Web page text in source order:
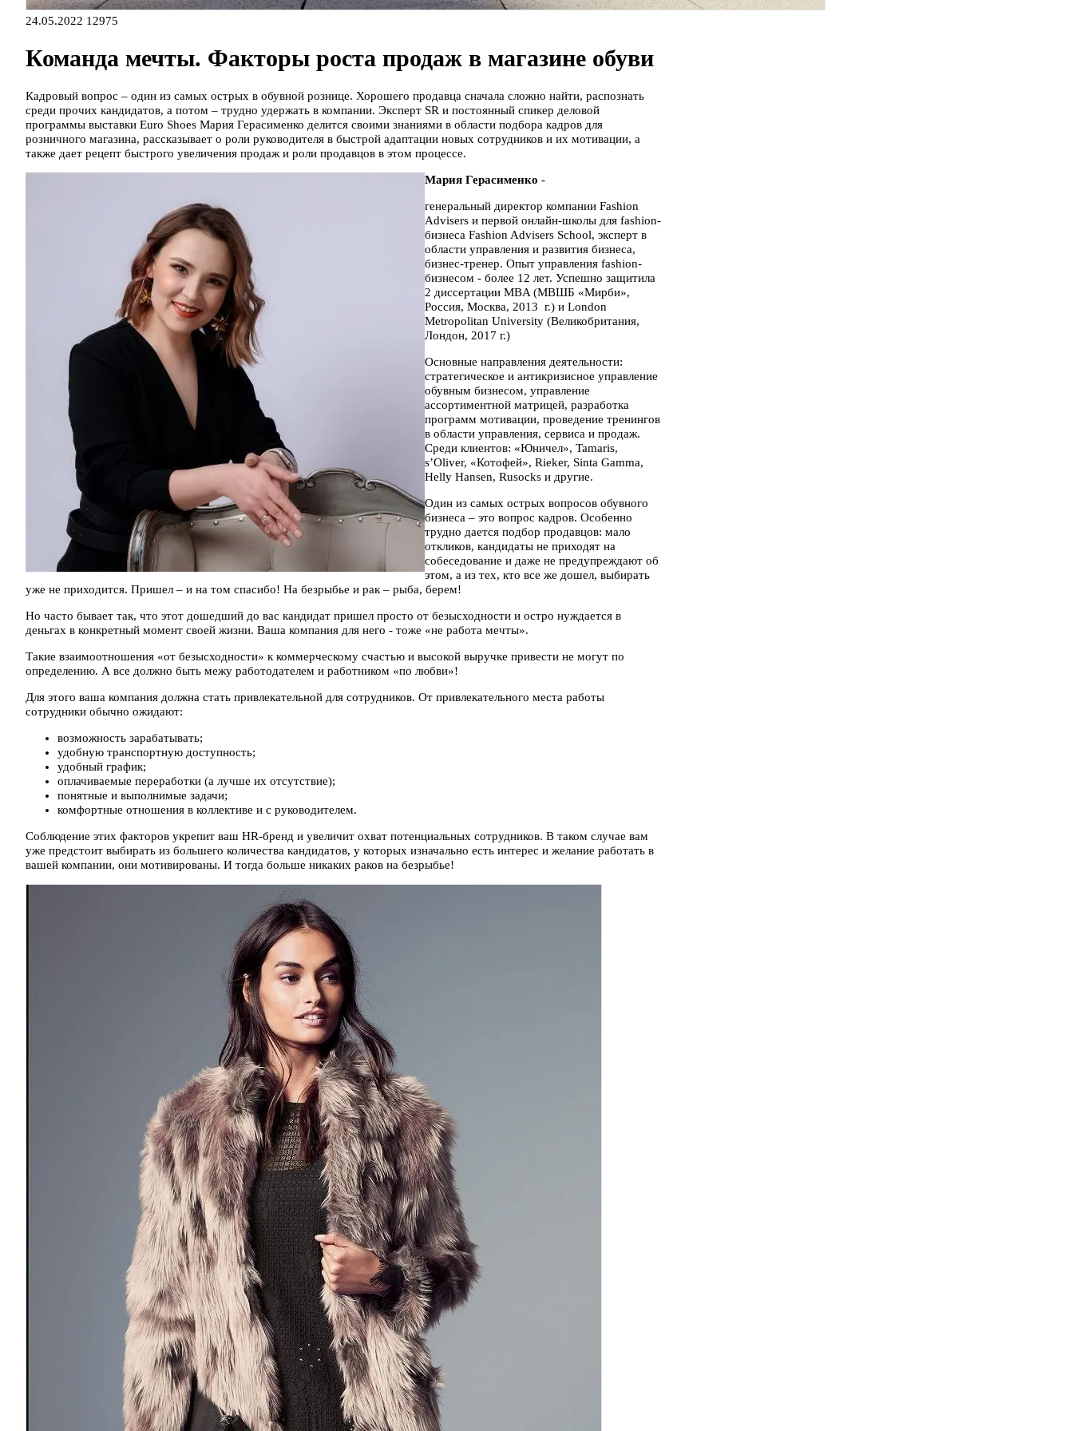
24.05.2022 12975
Команда мечты. Факторы роста продаж в магазине обуви
Кадровый вопрос – один из самых острых в обувной рознице. Хорошего продавца сначала сложно найти, распознать
среди прочих кандидатов, а потом – трудно удержать в компании. Эксперт SR и постоянный спикер деловой
программы выставки Euro Shoes Мария Герасименко делится своими знаниями в области подбора кадров для
розничного магазина, рассказывает о роли руководителя в быстрой адаптации новых сотрудников и их мотивации, а
также дает рецепт быстрого увеличения продаж и роли продавцов в этом процессе.
Мария Герасименко -
генеральный директор компании Fashion
Advisers и первой онлайн-школы для fashion-
бизнеса Fashion Advisers School, эксперт в
области управления и развития бизнеса,
бизнес-тренер. Опыт управления fashion-
бизнесом - более 12 лет. Успешно защитила
2 диссертации MBA (МВШБ «Мирби»,
Россия, Москва, 2013 г.) и London
Metropolitan University (Великобритания,
Лондон, 2017 г.)
Основные направления деятельности:
стратегическое и антикризисное управление
обувным бизнесом, управление
ассортиментной матрицей, разработка
программ мотивации, проведение тренингов
в области управления, сервиса и продаж.
Среди клиентов: «Юничел», Tamaris,
s’Oliver, «Котофей», Rieker, Sinta Gamma,
Helly Hansen, Rusocks и другие.
Один из самых острых вопросов обувного
бизнеса – это вопрос кадров. Особенно
трудно дается подбор продавцов: мало
откликов, кандидаты не приходят на
собеседование и даже не предупреждают об
этом, а из тех, кто все же дошел, выбирать
уже не приходится. Пришел – и на том спасибо! На безрыбье и рак – рыба, берем!
Но часто бывает так, что этот дошедший до вас кандидат пришел просто от безысходности и остро нуждается в
деньгах в конкретный момент своей жизни. Ваша компания для него - тоже «не работа мечты».
Такие взаимоотношения «от безысходности» к коммерческому счастью и высокой выручке привести не могут по
определению. А все должно быть межу работодателем и работником «по любви»!
Для этого ваша компания должна стать привлекательной для сотрудников. От привлекательного места работы
сотрудники обычно ожидают:
возможность зарабатывать;
удобную транспортную доступность;
удобный график;
оплачиваемые переработки (а лучше их отсутствие);
понятные и выполнимые задачи;
комфортные отношения в коллективе и с руководителем.
Соблюдение этих факторов укрепит ваш HR-бренд и увеличит охват потенциальных сотрудников. В таком случае вам
уже предстоит выбирать из большего количества кандидатов, у которых изначально есть интерес и желание работать в
вашей компании, они мотивированы. И тогда больше никаких раков на безрыбье!